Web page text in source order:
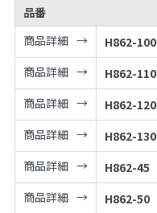
品番
商品詳細
H862-100
商品詳細
H862-110
商品詳細
H862-120
商品詳細
H862-130
商品詳細
H862-45
商品詳細
H862-50